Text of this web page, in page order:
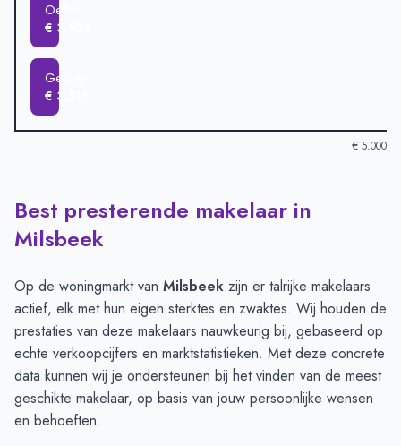
Oeffelt
€ 3.526
Gennep
€ 3.515
€ 5.000
Verkoopprijzen in andere plaatsen per m2-Afgelopen 3
Plaats
Heijen
Sint Agatha
€ 4.081
Ottersum
€ 3.918
Milsbeek
€ 3.796
Middelaar
€ 3.587
Oeffelt
€ 3.526
Gennep
€ 3.515
Best presterende makelaar in
Milsbeek
Op de woningmarkt van Milsbeek zijn er talrijke makelaars
actief, elk met hun eigen sterktes en zwaktes. Wij houden de
prestaties van deze makelaars nauwkeurig bij, gebaseerd op
echte verkoopcijfers en marktstatistieken. Met deze concrete
data kunnen wij je ondersteunen bij het vinden van de meest
geschikte makelaar, op basis van jouw persoonlijke wensen
en behoeften.